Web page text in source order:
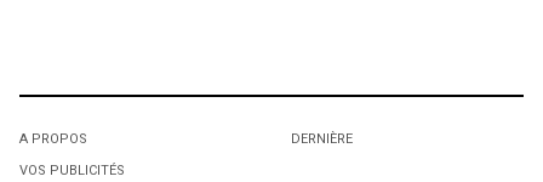
A PROPOS
VOS PUBLICITÉS
DERNIÈRE